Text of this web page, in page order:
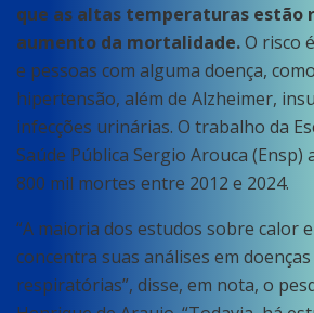
que as altas temperaturas estão
aumento da mortalidade.O risco
e pessoas com alguma doença,
hipertensão, além de Alzheimer,
infecções urinárias. O trabalho da
Saúde Pública Sergio Arouca (Ensp)
800 mil mortes entre 2012 e 2024.
“A maioria dos estudos sobre calor
concentra suas análises em
respiratórias”, disse, em nota, o